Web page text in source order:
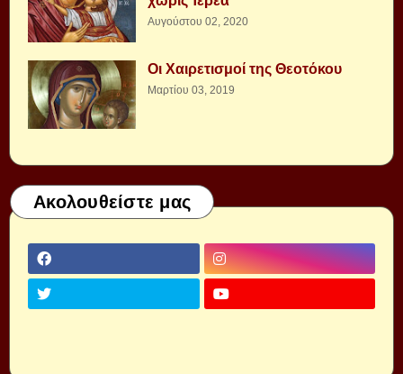
Αυγούστου 02, 2020
Οι Χαιρετισμοί της Θεοτόκου
Μαρτίου 03, 2019
Ακολουθείστε μας